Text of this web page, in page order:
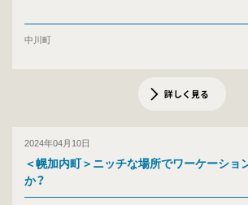
中川町
詳しく見る
2024年04月10日
＜幌加内町＞ニッチな場所でワーケーショ
か？